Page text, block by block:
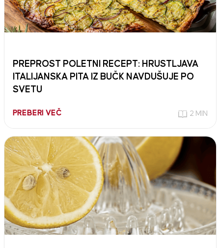
PREPROST POLETNI RECEPT: HRUSTLJAVA
ITALIJANSKA PITA IZ BUČK NAVDUŠUJE PO
SVETU
PREBERI VEČ 2 MIN